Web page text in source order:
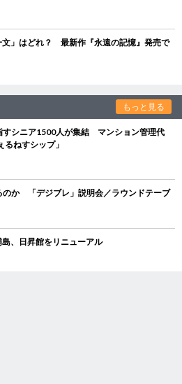
文」はどれ？ 最新作『永遠の記憶』発売で
もっと見る
すシニア1500人が集結 マンション管理代
ねすシップ」
のか 「デジブレ」説明会／ラウンドテーブ
、日昇館をリニューアル